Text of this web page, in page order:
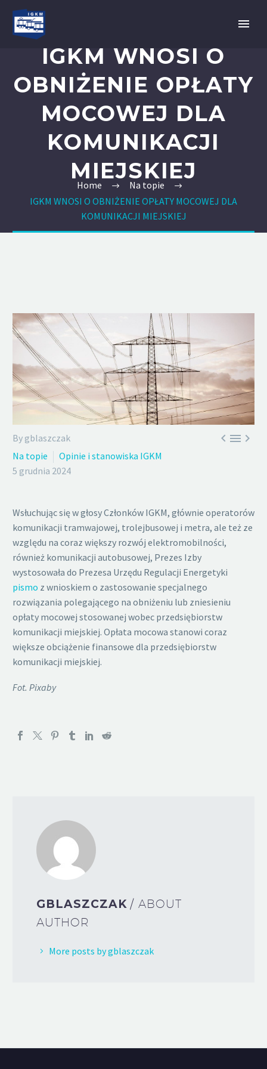
IGKM WNOSI O
OBNIŻENIE OPŁATY
MOCOWEJ DLA
KOMUNIKACJI
MIEJSKIEJ
Home
Na topie
IGKM WNOSI O OBNIŻENIE OPŁATY MOCOWEJ DLA
KOMUNIKACJI MIEJSKIEJ

By gblaszczak
Na topie
Opinie i stanowiska IGKM
5 grudnia 2024
Wsłuchując się w głosy Członków IGKM, głównie operatorów
komunikacji tramwajowej, trolejbusowej i metra, ale też ze
względu na coraz większy rozwój elektromobilności,
również komunikacji autobusowej, Prezes Izby
wystosowała do Prezesa Urzędu Regulacji Energetyki
pismo z wnioskiem o zastosowanie specjalnego
rozwiązania polegającego na obniżeniu lub zniesieniu
opłaty mocowej stosowanej wobec przedsiębiorstw
komunikacji miejskiej. Opłata mocowa stanowi coraz
większe obciążenie finansowe dla przedsiębiorstw
komunikacji miejskiej.
Fot. Pixaby
GBLASZCZAK/ ABOUT
AUTHOR
More posts by gblaszczak